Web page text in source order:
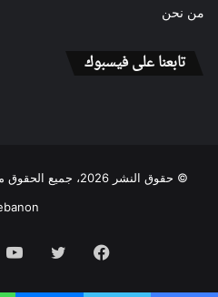
من نحن
تابعنا على فيسبوك
© حقوق النشر 2026، جميع الحقوق محفوظة |
فيسبوك تويتر